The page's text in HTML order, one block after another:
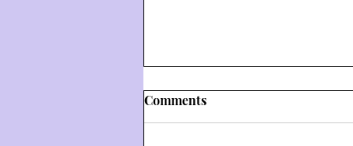
Comments